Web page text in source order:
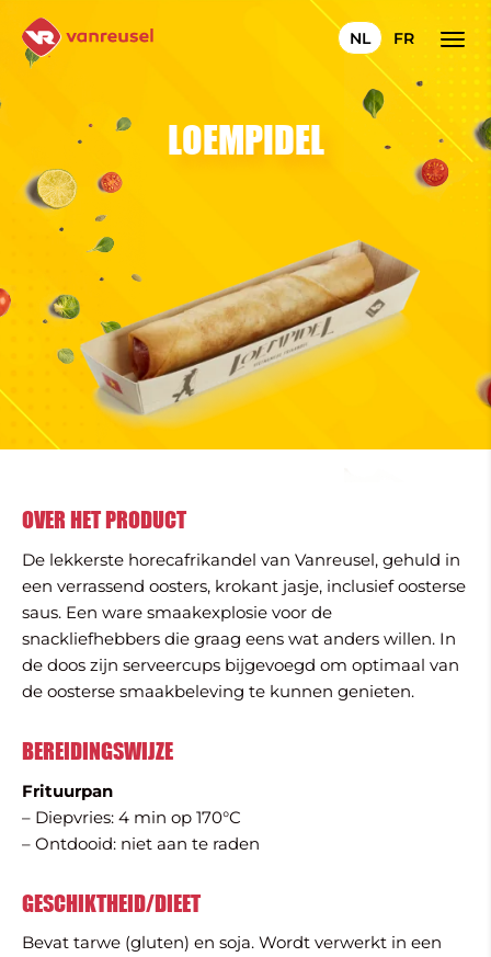
NL FR
LOEMPIDEL
OVER HET PRODUCT
De lekkerste horecafrikandel van Vanreusel, gehuld in
een verrassend oosters, krokant jasje, inclusief oosterse
saus. Een ware smaakexplosie voor de
snackliefhebbers die graag eens wat anders willen. In
de doos zijn serveercups bijgevoegd om optimaal van
de oosterse smaakbeleving te kunnen genieten.
BEREIDINGSWIJZE
Frituurpan
– Diepvries: 4 min op 170°C
– Ontdooid: niet aan te raden
GESCHIKTHEID/DIEET
Bevat tarwe (gluten) en soja. Wordt verwerkt in een